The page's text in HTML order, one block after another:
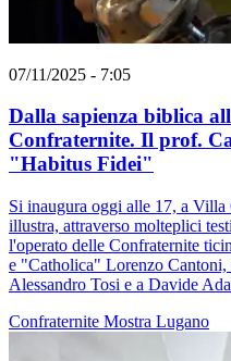
07/11/2025 - 7:05
Dalla sapienza biblica
Confraternite. Il prof.
"Habitus Fidei"
Si inaugura oggi alle 17, a
illustra, attraverso molteplici
l'operato delle Confraternite
e "Catholica" Lorenzo Cantoni,
Alessandro Tosi e a Davide
Confraternite Mostra Lugano